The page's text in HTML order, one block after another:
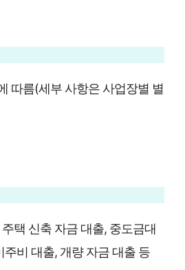
따름(세부 사항은 사업장별 별
택 신축 자금 대출, 중도금대
주비 대출, 개량 자금 대출 등